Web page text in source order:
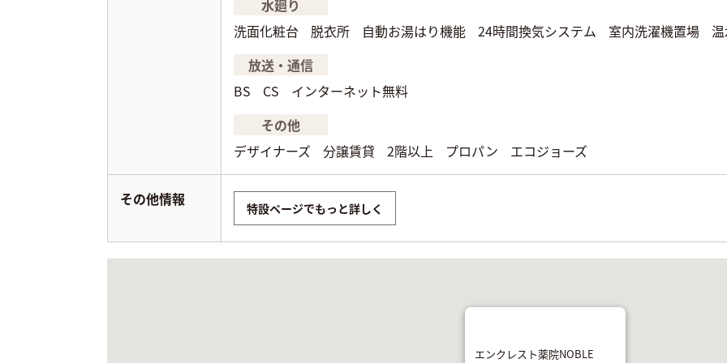
水廻り
洗面化粧台
脱衣所 自動お湯はり機能 24時間換気システム 室内洗濯機置場
放送・通信
BS
CS
インターネット無料
その他
デザイナーズ
分譲賃貸 2階以上 プロパン エコジョーズ
その他情報 特設ページでもっと詳しく
エンクレスト薬院NOBLE